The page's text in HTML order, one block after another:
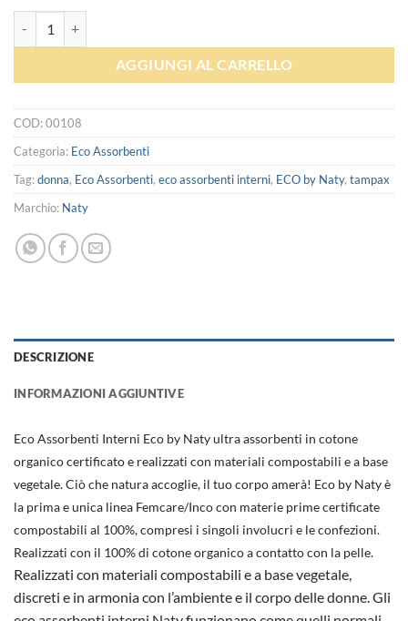
AGGIUNGI AL CARRELLO
COD:00108
Categoria: Eco Assorbenti
Tag:donna, Eco Assorbenti, eco assorbenti interni, ECO by Naty, tampax
Marchio: Naty
DESCRIZIONE
INFORMAZIONI AGGIUNTIVE
Eco Assorbenti Interni Eco by Naty ultra assorbenti in cotone
organico certificato e realizzati con materiali compostabili e a base
vegetale. Ciò che natura accoglie, il tuo corpo amerà! Eco by Naty è
la prima e unica linea Femcare/Inco con materie prime certificate
compostabili al 100%, compresi i singoli involucri e le confezioni.
Realizzati con il 100% di cotone organico a contatto con la pelle.
Realizzati con materiali compostabili e a base vegetale,
discreti e in armonia con l’ambiente e il corpo delle donne. Gli